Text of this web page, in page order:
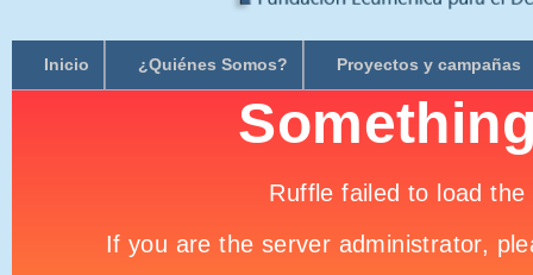
Inicio ¿Quiénes Somos? Proyectos y campañas